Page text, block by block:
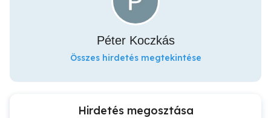
Péter Koczkás
Összes hirdetés megtekintése
Hirdetés megosztása